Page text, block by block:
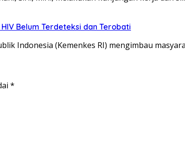
Belum Terdeteksi dan Terobati
Indonesia (Kemenkes RI) mengimbau
*